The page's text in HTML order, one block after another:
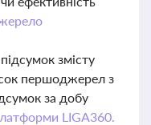
змісту
першоджерел з
за добу
LIGA360.